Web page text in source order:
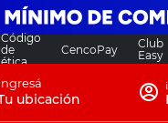
Código
de
ética
CencoPay
Club
Easy
ubicación